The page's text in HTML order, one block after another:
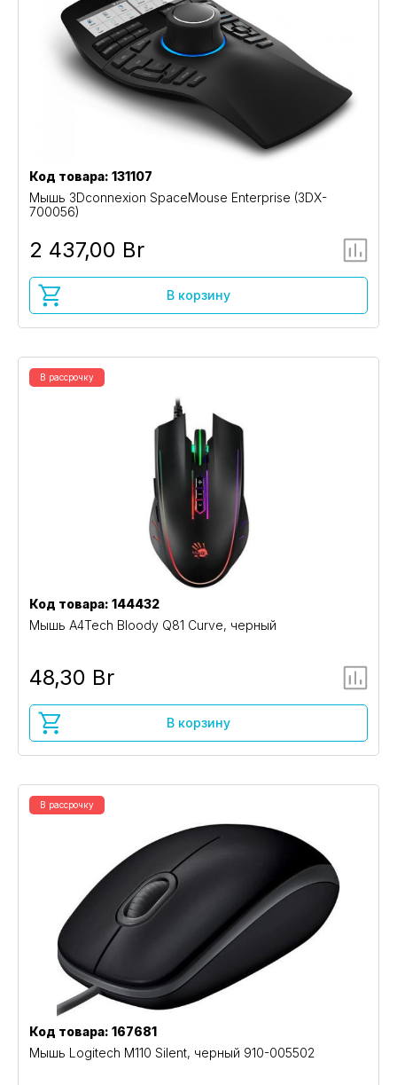
Код товара: 131107
Мышь 3Dconnexion SpaceMouse Enterprise (3DX-
700056)
2 437,00 Br
В корзину
В рассрочку
Код товара: 144432
Мышь A4Tech Bloody Q81 Curve, черный
48,30 Br
В корзину
В рассрочку
Код товара: 167681
Мышь Logitech M110 Silent, черный 910-005502